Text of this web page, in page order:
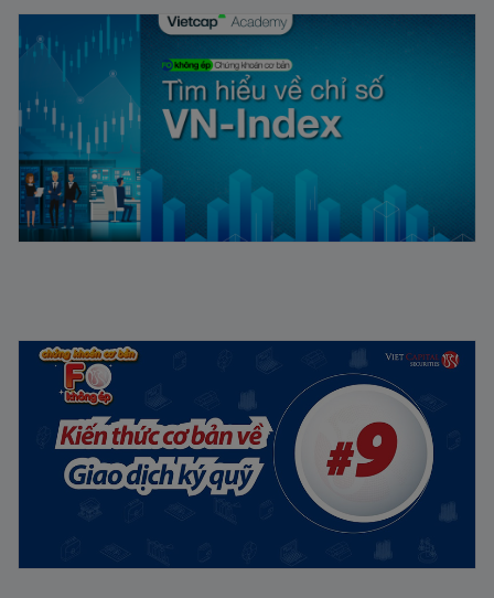
Chứng khoán Cơ Bản #10 | F0 không ép: Chỉ số VN-
Index
03/10/2023
Chứng khoán Cơ Bản #9 | F0 Không ép: Kiến thức cơ
bản về giao dịch ký quỹ
23/11/2022